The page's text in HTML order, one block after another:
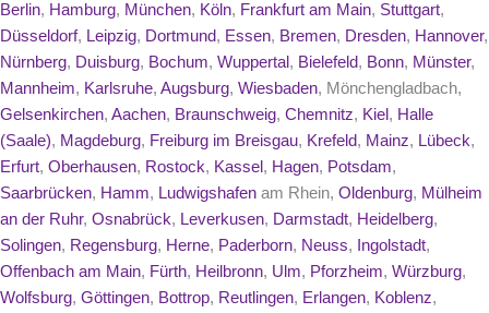
Berlin, Hamburg, München, Köln, Frankfurt am Main, Stuttgart,
Düsseldorf, Leipzig, Dortmund, Essen, Bremen, Dresden, Hannover,
Nürnberg, Duisburg, Bochum, Wuppertal, Bielefeld, Bonn, Münster,
Mannheim, Karlsruhe, Augsburg, Wiesbaden, Mönchengladbach,
Gelsenkirchen, Aachen, Braunschweig, Chemnitz, Kiel , Halle
(Saale), Magdeburg, Freiburg im Breisgau, Krefeld, Mainz, Lübeck,
Erfurt, Oberhausen, Rostock, Kassel , Hagen, Potsdam,
Saarbrücken, Hamm, Ludwigshafen am Rhein, Oldenburg, Mülheim
an der Ruhr, Osnabrück, Leverkusen, Darmstadt, Heidelberg,
Solingen, Regensburg, Herne, Paderborn, Neuss, Ingolstadt,
Offenbach am Main, Fürth, Heilbronn, Ulm, Pforzheim, Würzburg,
Wolfsburg, Göttingen, Bottrop, Reutlingen, Erlangen, Koblenz,